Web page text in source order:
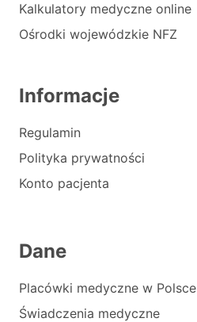
Kalkulatory medyczne online
Ośrodki wojewódzkie NFZ
Informacje
Regulamin
Polityka prywatności
Konto pacjenta
Dane
Placówki medyczne w Polsce
Świadczenia medyczne